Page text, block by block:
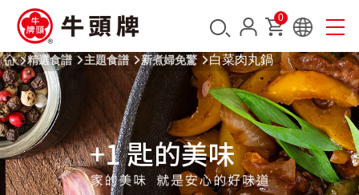
0
精選食譜 主題食譜 新煮婦免驚 白菜肉丸鍋